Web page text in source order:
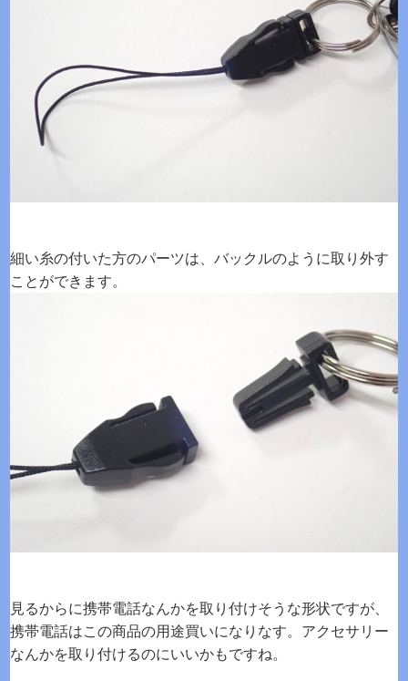
細い糸の付いた方のパーツは、バックルのように取り外す
ことができます。
見るからに携帯電話なんかを取り付けそうな形状ですが、
携帯電話はこの商品の用途買いになりなす。アクセサリー
なんかを取り付けるのにいいかもですね。